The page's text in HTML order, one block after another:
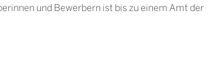
und Bewerbern ist bis zu einem Amt der